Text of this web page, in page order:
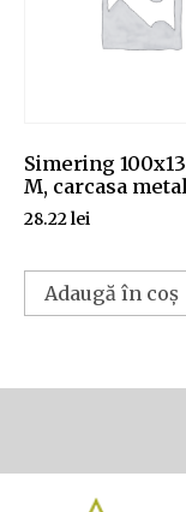
Simering
M, carcasa
28.22lei
Adaugă în coș